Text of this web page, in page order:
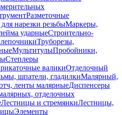
Разметочные
нарезки резьбыМаркеры,
ударныеСтроительно-
Труборезы,
МультитулыПробойники,
Степлеры
валикиОтделочный
шпатели, гладилкиМалярный,
ленты малярныеДиспенсеры
отделочных
Лестницы и стремянкиЛестницы,
Элементы